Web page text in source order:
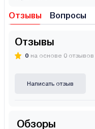
Отзывы Вопросы
Отзывы
0 на основе 0 отзывов
Написать отзыв
Обзоры